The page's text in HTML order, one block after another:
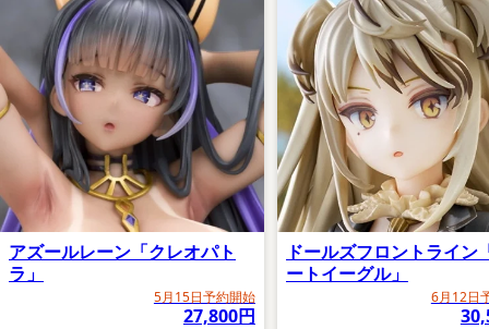
アズールレーン「クレオパト
ラ」
5月15日予約開始
27,800円
ドールズフロントライン
ートイーグル」
6月12日